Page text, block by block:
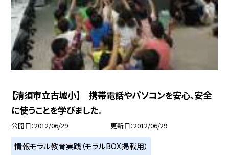
【清須市立古城小】 携帯電話やパソコンを安心、安全
に使うことを学びました。
公開日 2012/06/29 更新日 2012/06/29
情報モラル教育実践（モラルBOX掲載用）